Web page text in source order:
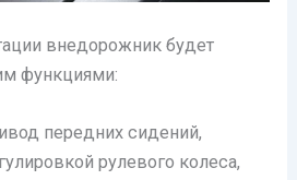
внедорожник будет
функциями:
передних сидений,
рулевого колеса,